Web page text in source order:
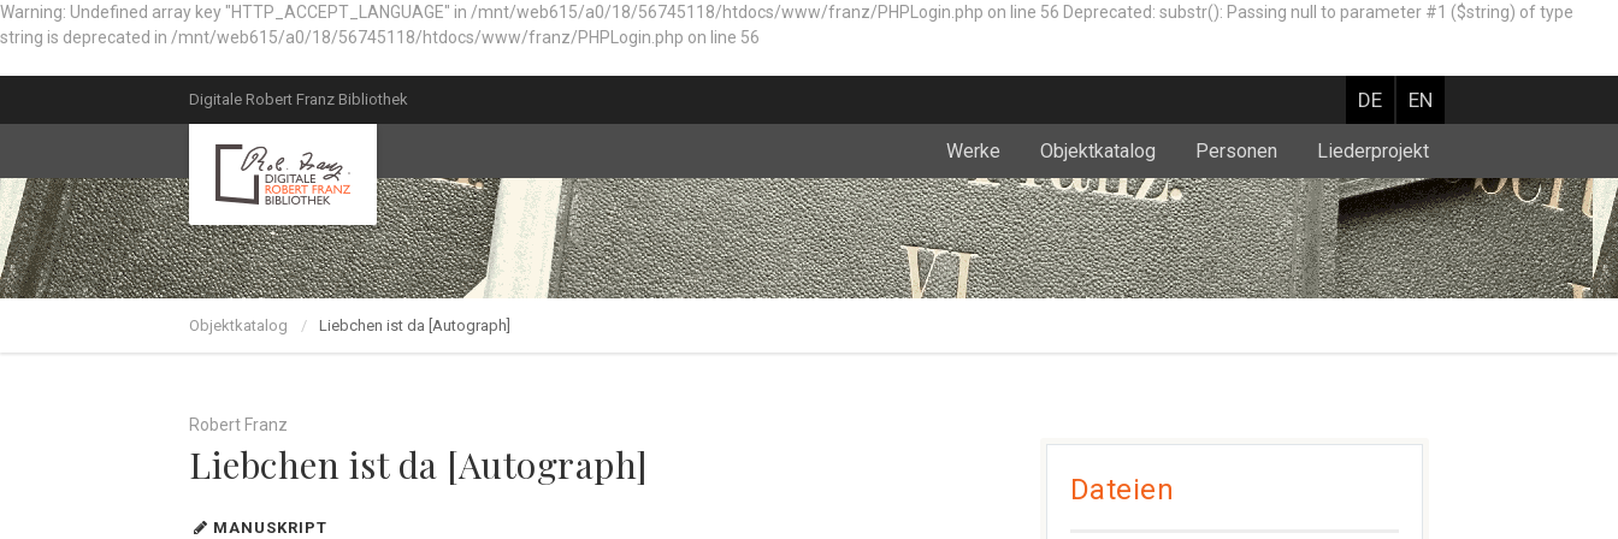
Warning: Undefined array key "HTTP_ACCEPT_LANGUAGE" in /mnt/web615/a0/18/56745118/htdocs/www/franz/PHPLogin.php on line 56 Deprecated: substr(): Passing null to parameter #1 ($string) of type
string is deprecated in /mnt/web615/a0/18/56745118/htdocs/www/franz/PHPLogin.php on line 56
Digitale Robert Franz Bibliothek DE EN
Werke Objektkatalog Personen Liederprojekt
Objektkatalog Liebchen ist da [Autograph]
Robert Franz
Liebchen ist da [Autograph]
MANUSKRIPT
Dateien